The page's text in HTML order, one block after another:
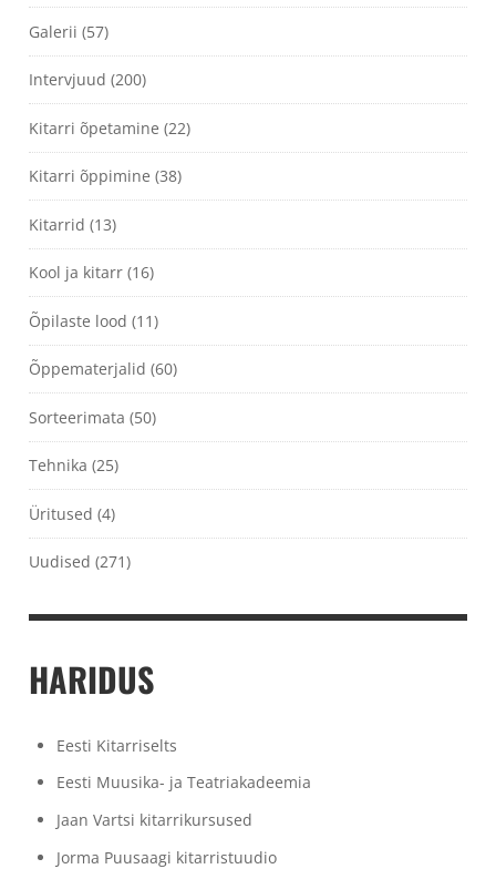
Galerii (57)
Intervjuud (200)
Kitarri õpetamine (22)
Kitarri õppimine (38)
Kitarrid (13)
Kool ja kitarr (16)
Õpilaste lood (11)
Õppematerjalid (60)
Sorteerimata (50)
Tehnika (25)
Üritused (4)
Uudised (271)
HARIDUS
Eesti Kitarriselts
Eesti Muusika- ja Teatriakadeemia
Jaan Vartsi kitarrikursused
Jorma Puusaagi kitarristuudio